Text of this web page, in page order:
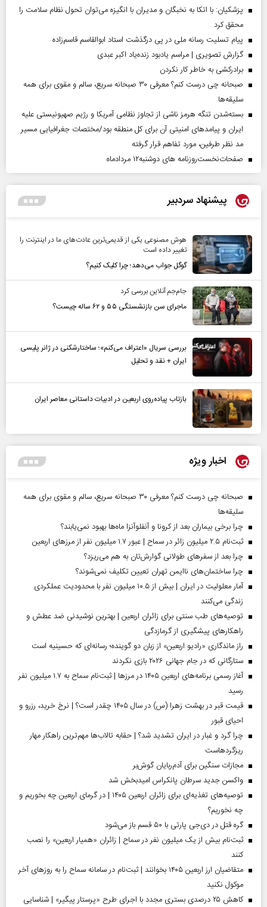
پزشکیان: با اتکا به نخبگان و مدیران با انگیزه می‌توان تحول نظام سلامت را
محقق کرد
پیام تسلیت رسانه ملی در پی درگذشت استاد ابوالقاسم قاسم‌زاده
گزارش تصویری | مراسم یادبود زنده‌یاد اکبر عبدی
برادرکشی به خاطر کار نکردن
صبحانه چی درست کنم؟ معرفی ۳۰ صبحانه سریع، سالم و مقوی برای همه
سلیقه‌ها
بسته‌شدن تنگه هرمز ناشی از تجاوز نظامی آمریکا و رژیم صهیونیستی علیه
ایران و پیامد‌های امنیتی آن برای کل منطقه بود/مختصات جغرافیایی مسیر
مد نظر طرفین، مورد تفاهم قرار گرفته
صفحات‌نخست‌روزنامه ها‌ی دوشنبه‌۱۲ مردادماه
پیشنهاد سردبیر
هوش مصنوعی یکی از قدیمی‌ترین عادت‌های ما در اینترنت را
تغییر داده است
گوگل جواب می‌دهد؛ چرا کلیک کنیم؟
جام‌جم آنلاین بررسی کرد
ماجرای سن بازنشستگی ۵۵ و ۶۲ ساله چیست؟
بررسی سریال «اعتراف می‌کنم»؛ ساختارشکنی در ژانر پلیسی
ایران + نقد و تحلیل
بازتاب پیاده‌روی اربعین در ادبیات داستانی معاصر ایران
اخبار ویژه
صبحانه چی درست کنم؟ معرفی ۳۰ صبحانه سریع، سالم و مقوی برای همه
سلیقه‌ها
چرا برخی بیماران بعد از کرونا و آنفلوآنزا ماه‌ها بهبود نمی‌یابند؟
ثبت‌نام ۲.۵ میلیون زائر در سماح | عبور ۱.۷ میلیون نفر از مرز‌های اربعین
چرا بعد از سفرهای طولانی گوارش‌تان به هم می‌ریزد؟
چرا ساختمان‌های ناایمن تهران تعیین تکلیف نمی‌شوند؟
آمار معلولیت در ایران | بیش از ۱۰.۵ میلیون نفر با محدودیت عملکردی
زندگی می‌کنند
توصیه‌های طب سنتی برای زائران اربعین | بهترین نوشیدنی ضد عطش و
راهکارهای پیشگیری از گرمازدگی
راز ماندگاری «رادیو اربعین» از زبان دو گوینده؛ رسانه‌ای که حسینیه است
ستارگانی که در جام جهانی ۲۰۲۶ بازی نکردند
آغاز رسمی برنامه‌های اربعین ۱۴۰۵ در مرز‌ها | ثبت‌نام سماح به ۱.۷ میلیون نفر
رسید
قیمت قبر در بهشت زهرا (س) در سال ۱۴۰۵ چقدر است؟ | نرخ خرید، رزرو و
احیای قبور
چرا گرد و غبار در ایران تشدید شد؟ | حقابه تالاب‌ها مهم‌ترین راهکار مهار
ریزگردهاست
مجازات سنگین برای آدم‌ربایان گوش‌بر
واکسن جدید سرطان پانکراس امیدبخش شد
توصیه‌های تغذیه‌ای برای زائران اربعین ۱۴۰۵ | در گرمای اربعین چه بخوریم و
چه نخوریم؟
گره قتل در دی‌جی پارتی با ۵۰ قسم باز می‌شود
ثبت‌نام بیش از یک میلیون نفر در سماح | زائران «همیار اربعین» را نصب
کنند
متقاضیان ارز اربعین ۱۴۰۵ بخوانند | ثبت‌نام در سامانه سماح را به روز‌های آخر
موکول نکنید
کاهش ۲۵ درصدی بستری مجدد با اجرای طرح «پرستار پیگیر» | شناسایی